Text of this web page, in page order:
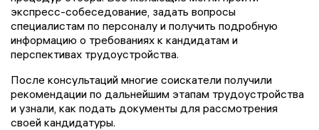
экспресс-собеседование, задать вопросы
специалистам по персоналу и получить подробную
информацию о требованиях к кандидатам и
перспективах трудоустройства.
После консультаций многие соискатели получили
рекомендации по дальнейшим этапам трудоустройства
и узнали, как подать документы для рассмотрения
своей кандидатуры.